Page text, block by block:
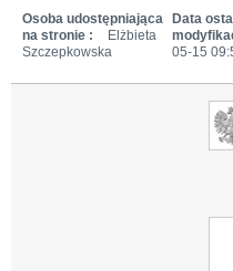
Osoba udostępniająca
na stronie :
Elżbieta
Szczepkowska
Data
05-15